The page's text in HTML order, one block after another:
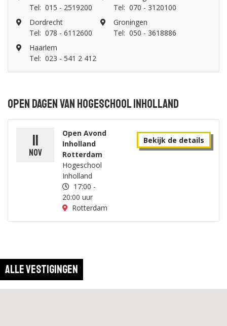
Tel: 015 - 2519200
Tel: 070 - 3120100
Dordrecht
Tel: 078 - 6112600
Groningen
Tel: 050 - 3618886
Haarlem
Tel: 023 - 541 2 412
Open dagen van Hogeschool Inholland
11
nov
Open Avond
Inholland
Rotterdam
Hogeschool
Inholland
17:00 -
20:00 uur
Rotterdam
Bekijk de details
Alle vestigingen